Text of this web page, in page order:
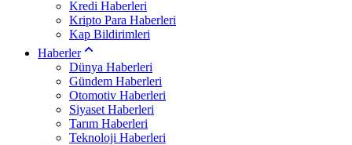
Kredi Haberleri
Kripto Para Haberleri
Kap Bildirimleri
Haberler
Dünya Haberleri
Gündem Haberleri
Otomotiv Haberleri
Siyaset Haberleri
Tarım Haberleri
Teknoloji Haberleri